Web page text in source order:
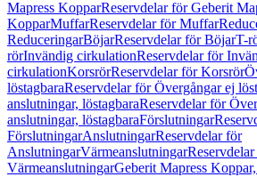
Mapress KopparReservdelar för Geberit
KopparMuffarReservdelar för Muffar
ReduceringarBöjarReservdelar för BöjarT-
rörInvändig cirkulationReservdelar för
cirkulationKorsrörReservdelar för Korsrör
löstagbaraReservdelar för Övergångar ej
anslutningar, löstagbaraReservdelar för
anslutningar, löstagbaraFörslutningar
FörslutningarAnslutningarReservdelar för
AnslutningarVärmeanslutningar
VärmeanslutningarGeberit Mapress